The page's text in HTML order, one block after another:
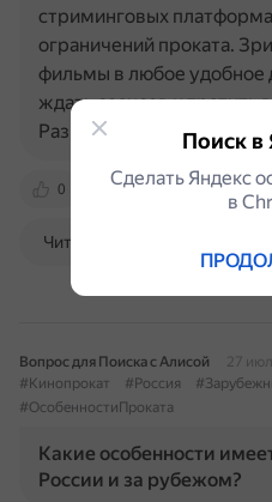
0 artforintrovert.ru
стриминговых
ограничений проката.
фильмы в любое удобное
ждать сеансов и тратить
Разнообразие контента…
Читать далее
Вопрос для Поиска с Алисой
27
#Кинопрокат
#Россия
#ОсобенностиПроката
Какие особенности
России и за рубежом?
Поиск в
Сделать Яндекс
в